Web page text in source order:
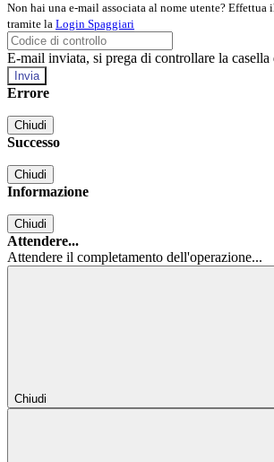
Non hai una e-mail associata al nome utente? Effettua
tramite la Login Spaggiari
E-mail inviata, si prega di controllare la casella
Errore
Chiudi
Successo
Chiudi
Informazione
Chiudi
Attendere...
Attendere il completamento dell'operazione...
Chiudi